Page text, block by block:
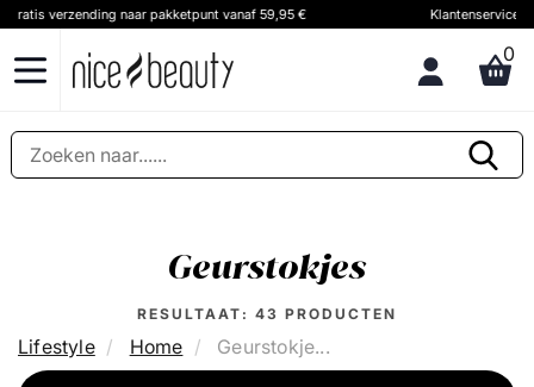
Klantenservice & advies Bel ons op (+31) 20 891 0380 (We speak English)
0
Geurstokjes
RESULTAAT: 43 PRODUCTEN
Lifestyle Home Geurstokje...